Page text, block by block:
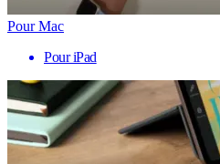
Pour Mac
Pour iPad